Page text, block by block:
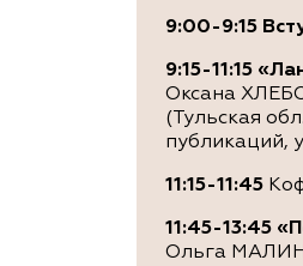
9:00-9:15
9:15-11:15 «
Оксана
(Тульская
публикаций,
11:15-11:45
11:45-13:45 «
Ольга